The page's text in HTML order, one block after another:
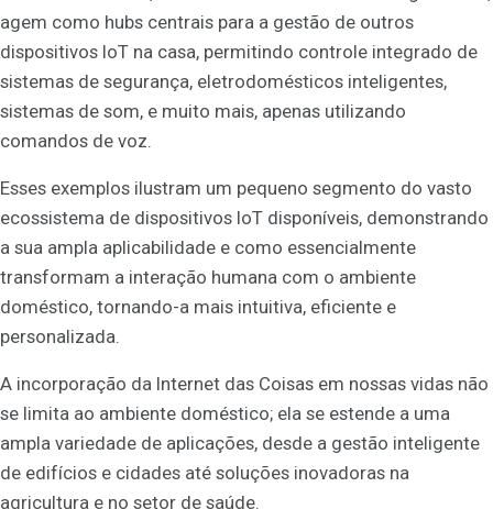
agem como hubs centrais para a gestão de outros
dispositivos IoT na casa, permitindo controle integrado de
sistemas de segurança, eletrodomésticos inteligentes,
sistemas de som, e muito mais, apenas utilizando
comandos de voz.
Esses exemplos ilustram um pequeno segmento do vasto
ecossistema de dispositivos IoT disponíveis, demonstrando
a sua ampla aplicabilidade e como essencialmente
transformam a interação humana com o ambiente
doméstico, tornando-a mais intuitiva, eficiente e
personalizada.
A incorporação da Internet das Coisas em nossas vidas não
se limita ao ambiente doméstico; ela se estende a uma
ampla variedade de aplicações, desde a gestão inteligente
de edifícios e cidades até soluções inovadoras na
agricultura e no setor de saúde.